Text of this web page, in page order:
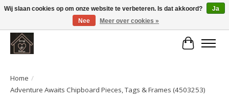
Large selection of products and fast shipping!
Home /
Adventure Awaits Chipboard Pieces, Tags & Frames (4503253)
Wij slaan cookies op om onze website te verbeteren. Is dat akkoord?
Ja
Nee
Meer over cookies »